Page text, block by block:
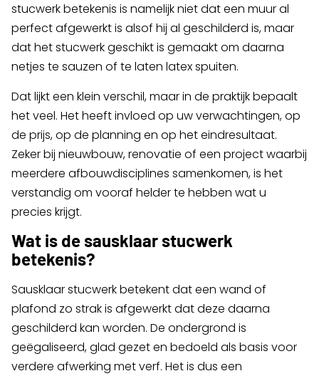
stucwerk betekenis is namelijk niet dat een muur al
perfect afgewerkt is alsof hij al geschilderd is, maar
dat het stucwerk geschikt is gemaakt om daarna
netjes te sauzen of te laten latex spuiten.
Dat lijkt een klein verschil, maar in de praktijk bepaalt
het veel. Het heeft invloed op uw verwachtingen, op
de prijs, op de planning en op het eindresultaat.
Zeker bij nieuwbouw, renovatie of een project waarbij
meerdere afbouwdisciplines samenkomen, is het
verstandig om vooraf helder te hebben wat u
precies krijgt.
Wat is de sausklaar stucwerk
betekenis?
Sausklaar stucwerk betekent dat een wand of
plafond zo strak is afgewerkt dat deze daarna
geschilderd kan worden. De ondergrond is
geëgaliseerd, glad gezet en bedoeld als basis voor
verdere afwerking met verf. Het is dus een